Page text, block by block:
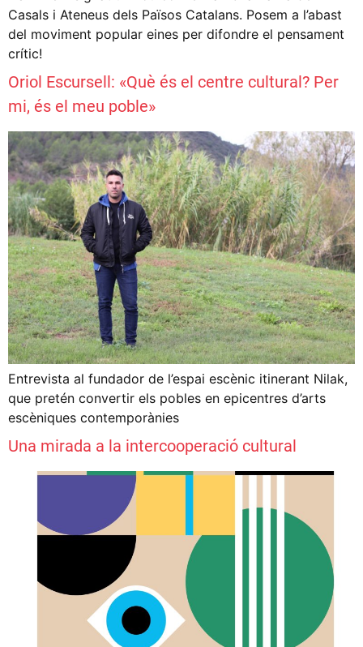
Casals i Ateneus dels Països Catalans. Posem a l’abast
del moviment popular eines per difondre el pensament
crític!
Oriol Escursell: «Què és el centre cultural? Per
mi, és el meu poble»
Entrevista al fundador de l’espai escènic itinerant Nilak,
que pretén convertir els pobles en epicentres d’arts
escèniques contemporànies
Una mirada a la intercooperació cultural